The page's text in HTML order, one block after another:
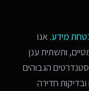
מידע. אנו
ותשתית ענן
הגבוהים
חדירה